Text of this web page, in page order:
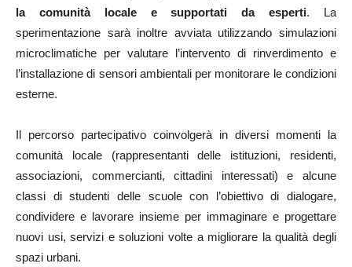
la comunità locale e supportati da esperti. La
sperimentazione sarà inoltre avviata utilizzando simulazioni
microclimatiche per valutare l’intervento di rinverdimento e
l’installazione di sensori ambientali per monitorare le condizioni
esterne.
Il percorso partecipativo coinvolgerà in diversi momenti la
comunità locale (rappresentanti delle istituzioni, residenti,
associazioni, commercianti, cittadini interessati) e alcune
classi di studenti delle scuole con l’obiettivo di dialogare,
condividere e lavorare insieme per immaginare e progettare
nuovi usi, servizi e soluzioni volte a migliorare la qualità degli
spazi urbani.